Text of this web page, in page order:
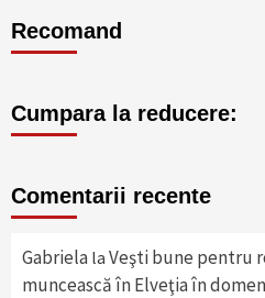
Recomand
Cumpara la reducere:
Comentarii recente
Gabriela la Veşti bune pentru
muncească în Elveţia în